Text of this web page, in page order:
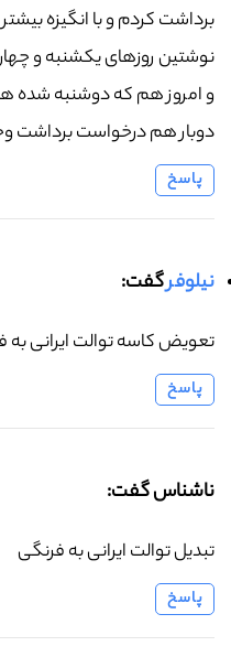
برداشت کردم و با انگیزه
نوشتین روزهای یکشنبه و
و امروز هم که دوشنبه شده
دوبار هم درخواست برداشت
پاسخ
نیلوفرگفت:
تعویض کاسه توالت ایرانی
پاسخ
ناشناس گفت:
تبدیل توالت ایرانی به فرنگی
پاسخ